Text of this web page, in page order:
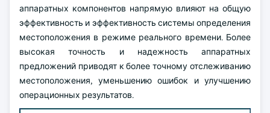
аппаратных компонентов напрямую влияют на общую
эффективность и эффективность системы определения
местоположения в режиме реального времени. Более
высокая точность и надежность аппаратных
предложений приводят к более точному отслеживанию
местоположения, уменьшению ошибок и улучшению
операционных результатов.